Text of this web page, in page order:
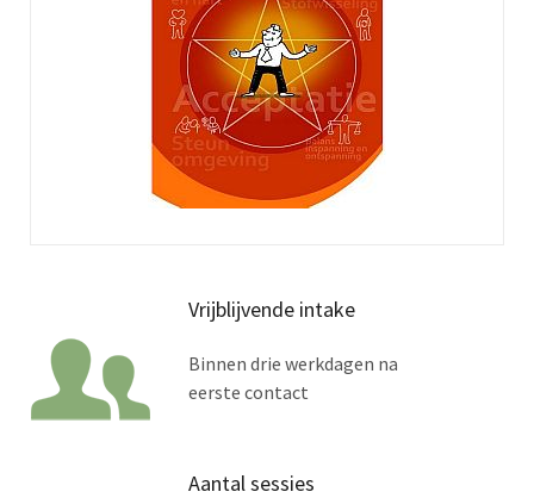
Vrijblijvende intake
Binnen drie werkdagen na
eerste contact
Aantal sessies